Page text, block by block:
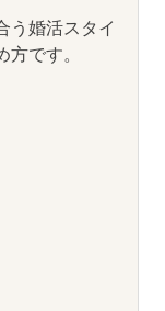
う婚活スタイ
です。